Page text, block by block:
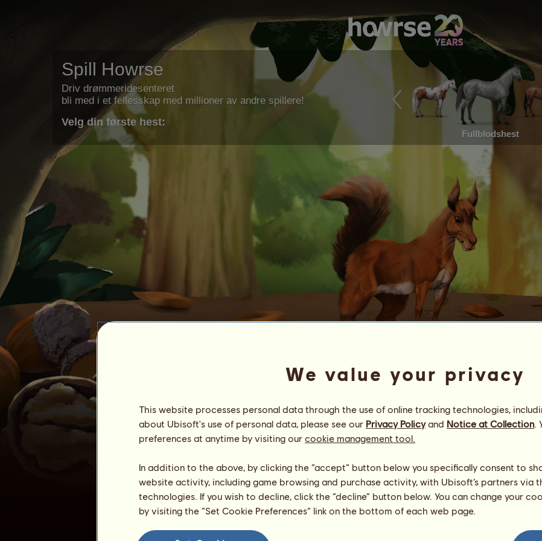
Spill Howrse
Driv drømmeridesenteret
bli med i et fellesskap med millioner av andre spillere!
Velg din første hest:
Fullblodshest
Ekorn
Energi 100 %
Helse
100%
Ferdigheter
0.00
hurtighet
dressur
0.00
galopp
We value your privacy
This website processes personal data through the use of online tracking technologies,
about Ubisoft's use of personal data, please see our Privacy Policyand Notice at Collection.
preferences at anytime by visiting our cookie management tool.
In addition to the above, by clicking the “accept” button below you specifically consent to
website activity, including game browsing and purchase activity, with Ubisoft’s partners via
technologies. If you wish to decline, click the “decline” button below. You can change your
by visiting the “Set Cookie Preferences” link on the bottom of each web page.